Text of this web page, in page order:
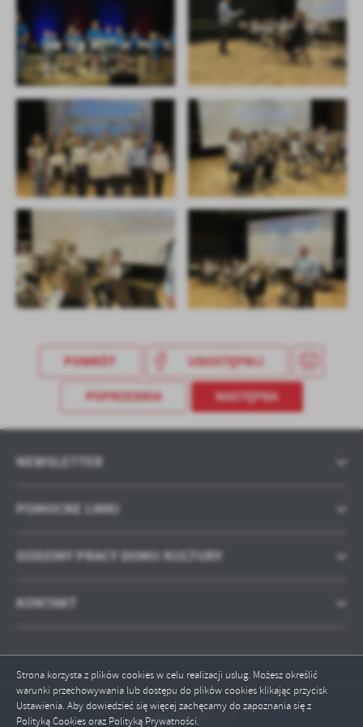
Strona korzysta z plików cookies w celu realizacji usług. Możesz określić
warunki przechowywania lub dostępu do plików cookies klikając przycisk
Ustawienia. Aby dowiedzieć się więcej zachęcamy do zapoznania się z
Polityką Cookies oraz Polityką Prywatności.
treści w postaci wiadomości, ofert, komunikatów mediów
społecznościowych.
POWRÓT UDOSTĘPNIJ
POPRZEDNIA NASTĘPNA
POMOCNE LINKI
NEWSLETTER
GODZINY PRACY DOMU KULTURY
KONTAKT
Odwiedzin: 306477